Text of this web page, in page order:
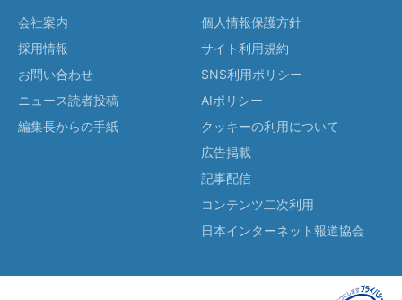
会社案内
採用情報
お問い合わせ
ニュース読者投稿
編集長からの手紙
個人情報保護方針
サイト利用規約
SNS利用ポリシー
AIポリシー
クッキーの利用について
広告掲載
記事配信
コンテンツ二次利用
日本インターネット報道協会